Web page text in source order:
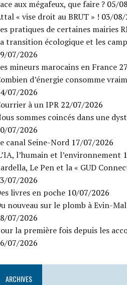
aux mégafeux, que faire ? 05/
« vise droit au BRUT » ! 03/08/
pratiques de certaines mairies
transition écologique et les
07/2026
mineurs marocains en France
d’énergie consomme
07/2026
à un IPR 22/07/2026
sommes coincés dans une
07/2026
canal Seine-Nord 17/07/2026
l’humain et l’environnement
Le Pen et la « GUD
07/2026
livres en poche 10/07/2026
nouveau sur le plomb à Evin-
07/2026
la première fois depuis les
07/2026
ARCHIVES